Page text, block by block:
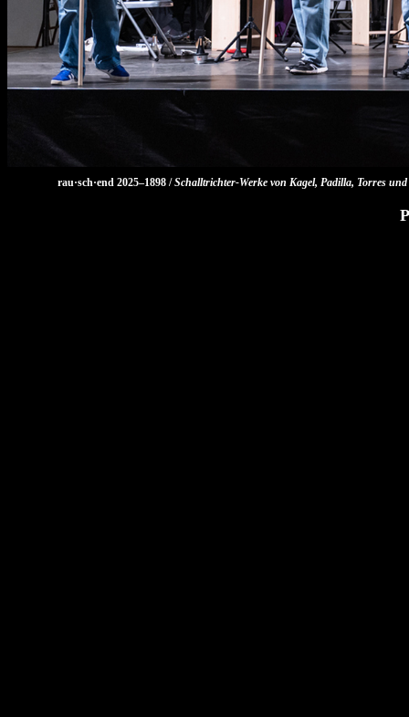
rau·sch·end 2025–1898 /Schalltrichter-Werke von Kagel, Padilla, Torres